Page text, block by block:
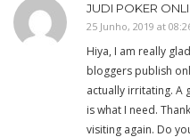
JUDI POKER
25 Junho, 2019 at
Hiya, I am really
bloggers publish
actually irritating. A
is what I need.
visiting again. Do